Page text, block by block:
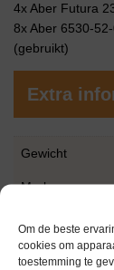
Om de beste
cookies om
toestemming te
4x Aber Futura
8x Aber 6530-
(gebruikt)
Extra
Gewicht
Merk
Conditie